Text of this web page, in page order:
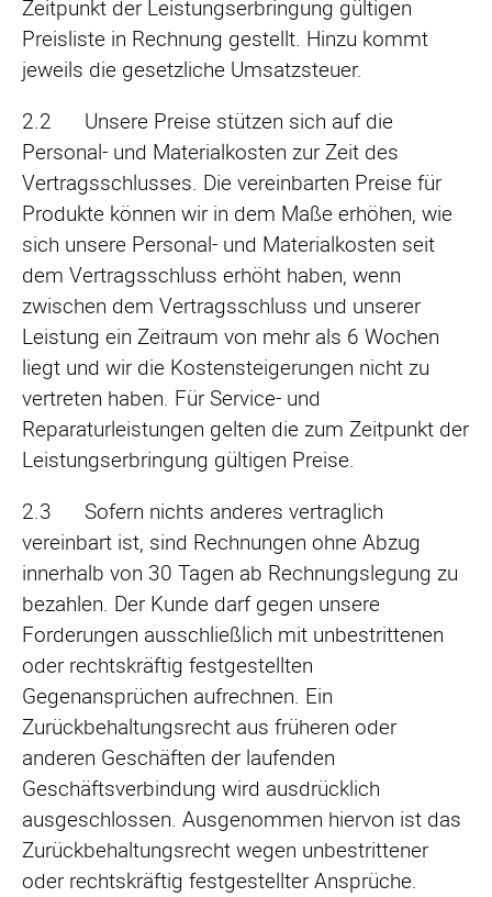
Zeitpunkt der Leistungserbringung gültigen
Preisliste in Rechnung gestellt. Hinzu kommt
jeweils die gesetzliche Umsatzsteuer.
2.2 Unsere Preise stützen sich auf die
Personal- und Materialkosten zur Zeit des
Vertragsschlusses. Die vereinbarten Preise für
Produkte können wir in dem Maße erhöhen, wie
sich unsere Personal- und Materialkosten seit
dem Vertragsschluss erhöht haben, wenn
zwischen dem Vertragsschluss und unserer
Leistung ein Zeitraum von mehr als 6 Wochen
liegt und wir die Ko­stensteigerungen nicht zu
vertreten haben. Für Service- und
Reparaturleistungen gelten die zum Zeitpunkt der
Leistungserbringung gültigen Preise.
2.3 Sofern nichts anderes vertraglich
vereinbart ist, sind Rechnungen ohne Abzug
innerhalb von 30 Tagen ab Rechnungslegung zu
bezahlen. Der Kunde darf gegen unsere
Forderungen ausschließlich mit unbestrittenen
oder rechtskräftig festgestellten
Gegenansprüchen aufrechnen. Ein
Zurückbehaltungsrecht aus früheren oder
anderen Geschäften der laufenden
Geschäftsverbindung wird ausdrücklich
ausgeschlossen. Ausgenommen hiervon ist das
Zurückbehaltungsrecht wegen unbestrittener
oder rechtskräftig festgestellter Ansprüche.